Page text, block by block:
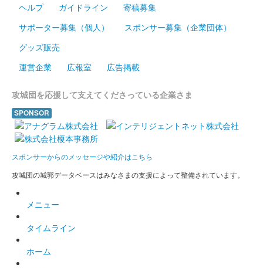
ヘルプ
ガイドライン
寄稿募集
サポーター募集（個人）
スポンサー募集（企業団体）
グッズ販売
運営企業
広報室 広告掲載
攻城団を応援して支えてくださっている企業さま
SPONSOR
スポンサーからのメッセージや紹介はこちら
攻城団の城郭データベースはみなさまの支援によって整備されています。
メニュー
タイムライン
ホーム